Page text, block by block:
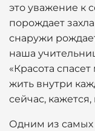
это уважение к
порождает
снаружи
наша
«Красота
жить внутри
сейчас,
Одним из самых